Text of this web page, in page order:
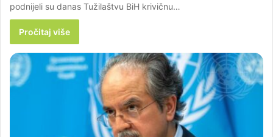
podnijeli su danas Tužilaštvu BiH krivičnu…
Pročitaj više